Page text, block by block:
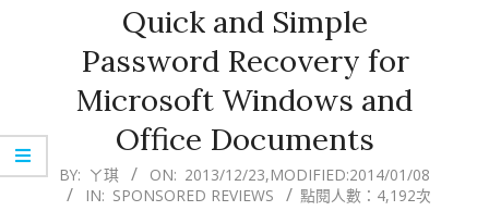
Quick and Simple
Password Recovery for
Microsoft Windows and
Office Documents
2013-
12-
BY: ㄚ琪 ON: 2013/12/23,MODIFIED:2014/01/08
IN: SPONSORED REVIEWS 點閱人數：4,192次